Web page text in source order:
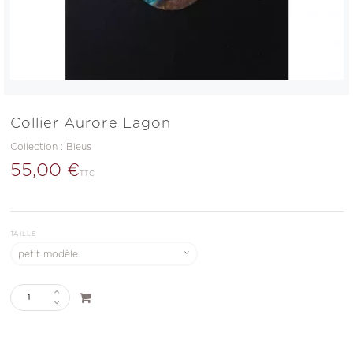
Collier Aurore Lagon
Collection : Bleus
55,00 € TTC
TAILLE